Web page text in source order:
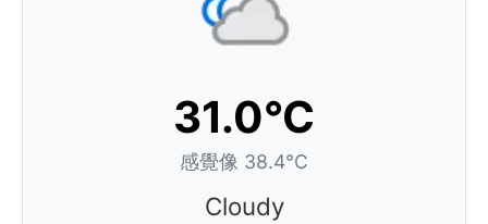
31.0°C
感覺像 38.4°C
Cloudy